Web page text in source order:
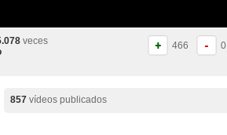
veces
466 0
857 vídeos publicados